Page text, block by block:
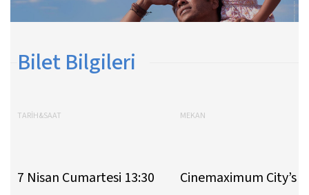
Bilet Bilgileri
TARİH&SAAT MEKAN
7 Nisan Cumartesi 13:30 Cinemaximum City’s 7